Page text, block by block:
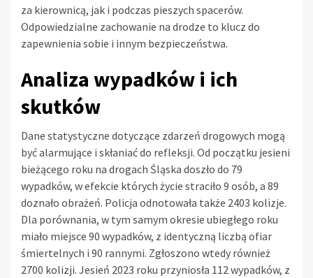
za kierownicą, jak i podczas pieszych spacerów.
Odpowiedzialne zachowanie na drodze to klucz do
zapewnienia sobie i innym bezpieczeństwa.
Analiza wypadków i ich
skutków
Dane statystyczne dotyczące zdarzeń drogowych mogą
być alarmujące i skłaniać do refleksji. Od początku jesieni
bieżącego roku na drogach Śląska doszło do 79
wypadków, w efekcie których życie straciło 9 osób, a 89
doznało obrażeń. Policja odnotowała także 2403 kolizje.
Dla porównania, w tym samym okresie ubiegłego roku
miało miejsce 90 wypadków, z identyczną liczbą ofiar
śmiertelnych i 90 rannymi. Zgłoszono wtedy również
2700 kolizji. Jesień 2023 roku przyniosła 112 wypadków, z